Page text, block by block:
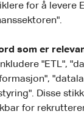
for å levere
som er
"ETL",
Disse
for